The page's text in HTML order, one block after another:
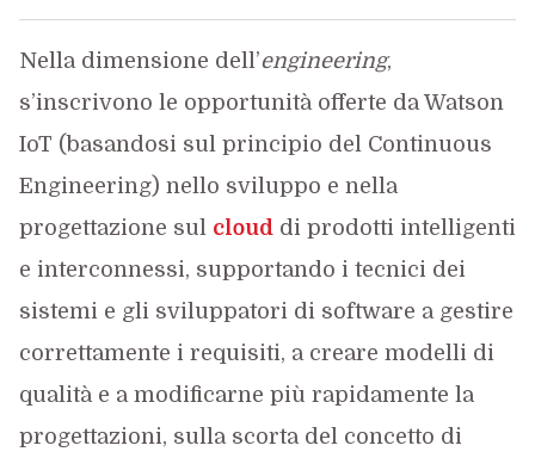
Nella dimensione dell’engineering,
s’inscrivono le opportunità offerte da Watson
IoT (basandosi sul principio del Continuous
Engineering) nello sviluppo e nella
progettazione sul cloud di prodotti intelligenti
e interconnessi, supportando i tecnici dei
sistemi e gli sviluppatori di software a gestire
correttamente i requisiti, a creare modelli di
qualità e a modificarne più rapidamente la
progettazioni, sulla scorta del concetto di